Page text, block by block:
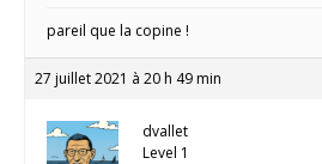
pareil que la copine !
27 juillet 2021 à 20 h 49 min
dvallet
Level 1